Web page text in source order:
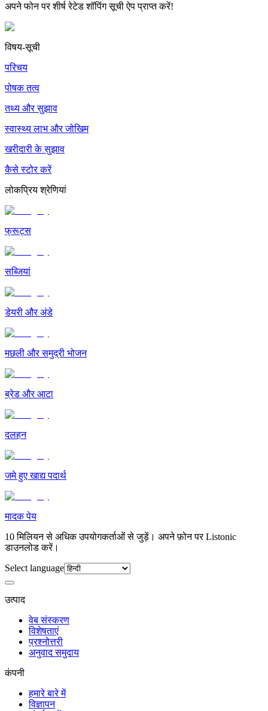
अपने फोन पर शीर्ष रेटेड शॉपिंग सूची ऐप प्राप्त करें!
विषय-सूची
परिचय
पोषक तत्व
तथ्य और सुझाव
स्वास्थ्य लाभ और जोखिम
खरीदारी के सुझाव
कैसे स्टोर करें
लोकप्रिय श्रेणियां
फ्रूट्स
सब्जियां
डेयरी और अंडे
मछली और समुद्री भोजन
ब्रेड और आटा
दलहन
जमे हुए खाद्य पदार्थ
मादक पेय
10 मिलियन से अधिक उपयोगकर्ताओं से जुड़ें। अपने फ़ोन पर Listonic
डाउनलोड करें।
Select language
उत्पाद
वेब संस्करण
विशेषताएं
प्रश्नोत्तरी
अनुवाद समुदाय
कंपनी
हमारे बारे में
विज्ञापन